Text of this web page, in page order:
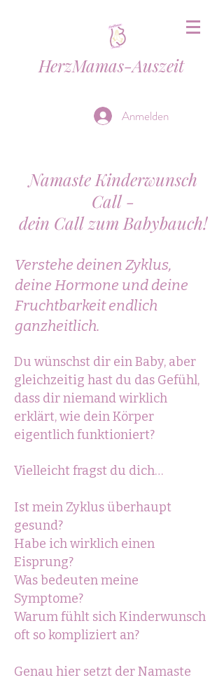
HerzMamas-Auszeit
Anmelden
Namaste Kinderwunsch
Call -
dein Call zum Babybauch!
Verstehe deinen Zyklus,
deine Hormone und deine
Fruchtbarkeit endlich
ganzheitlich.
Du wünschst dir ein Baby, aber
gleichzeitig hast du das Gefühl,
dass dir niemand wirklich
erklärt, wie dein Körper
eigentlich funktioniert?
Vielleicht fragst du dich…
Ist mein Zyklus überhaupt
gesund?
Habe ich wirklich einen
Eisprung?
Was bedeuten meine
Symptome?
Warum fühlt sich Kinderwunsch
oft so kompliziert an?
Genau hier setzt der Namaste